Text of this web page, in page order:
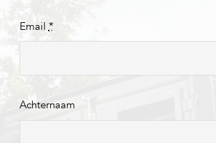
Email *
Achternaam